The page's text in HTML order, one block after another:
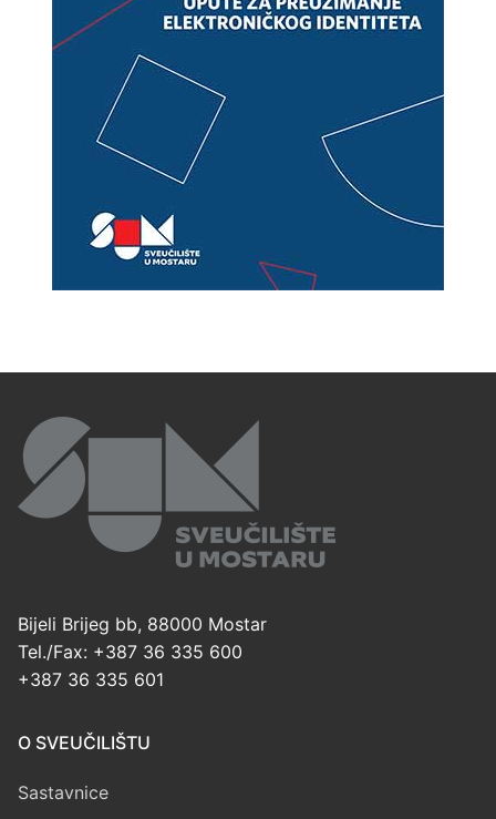
Bijeli Brijeg bb, 88000 Mostar
Tel./Fax: +387 36 335 600
+387 36 335 601
O SVEUČILIŠTU
Sastavnice